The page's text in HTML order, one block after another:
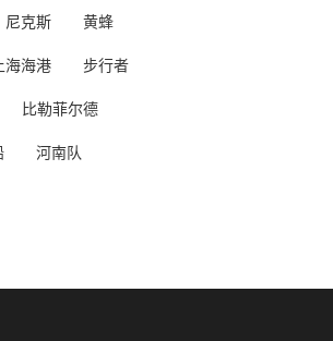
尼克斯 黄蜂
海海港 步行者
比勒菲尔德
河南队